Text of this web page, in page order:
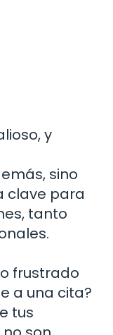
y
sino
clave para
tanto
frustrado
a una cita?
tus